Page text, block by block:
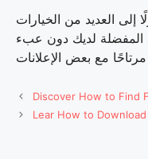
إلى العديد من الخيارات
المفضلة لديك دون عبء
Discover How to Find
Lear How to